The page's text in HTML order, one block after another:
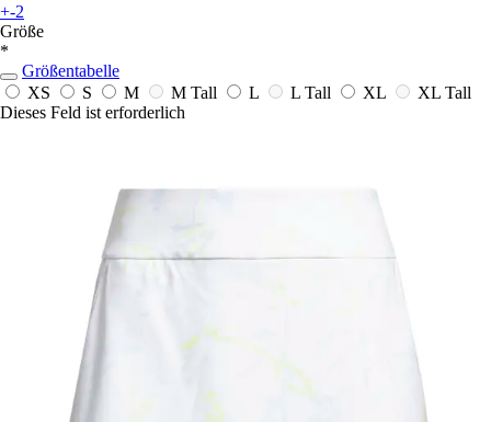
+-2
Größe
*
Größentabelle
XS
S M M Tall L L Tall XL
XL Tall
Dieses Feld ist erforderlich